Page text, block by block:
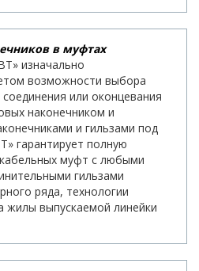
в муфтах
изначально
возможности выбора
или оконцевания
наконечником и
и гильзами под
гарантирует полную
муфт с любыми
гильзами
ряда, технологии
жилы выпускаемой линейки